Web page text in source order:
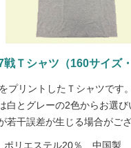
戦Ｔシャツ（160サイズ
プリントしたＴシャツです
白とグレーの2色からお選び
干誤差が生じる場合がござ
リエステル20％ 中国製